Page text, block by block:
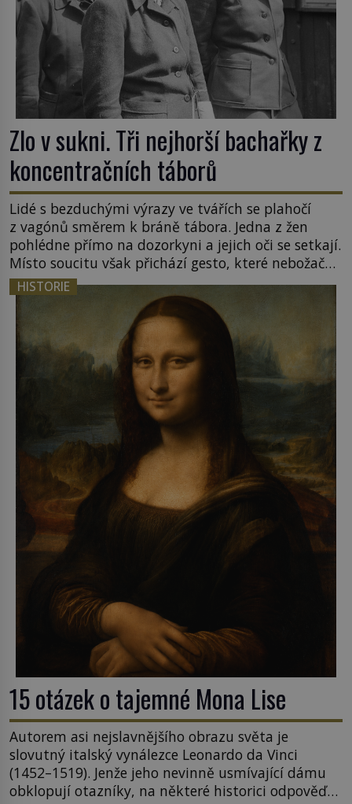
Zlo v sukni. Tři nejhorší bachařky z
koncentračních táborů
Lidé s bezduchými výrazy ve tvářích se plahočí
z vagónů směrem k bráně tábora. Jedna z žen
pohlédne přímo na dozorkyni a jejich oči se setkají.
Místo soucitu však přichází gesto, které nebožačku
posílá rovnou do plynové komory. Jména jako
Rudolf Höss (1901–1947), Josef Mengele (1911–
1979) či Heinrich Himmler (1900–1945) zná každý,
o koho se historie jen otřela. Jenže […]
HISTORIE
15 otázek o tajemné Mona Lise
Autorem asi nejslavnějšího obrazu světa je
slovutný italský vynálezce Leonardo da Vinci
(1452–1519). Jenže jeho nevinně usmívající dámu
obklopují otazníky, na některé historici odpověď